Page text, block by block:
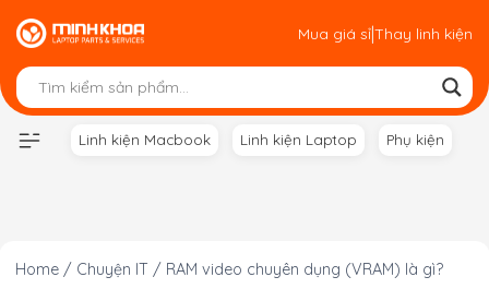
Skip
to
content
Mua giá sỉ|Thay linh kiện
Linh kiện Macbook Linh kiện Laptop Phụ kiện
Home / Chuyện IT / RAM video chuyên dụng (VRAM) là gì?